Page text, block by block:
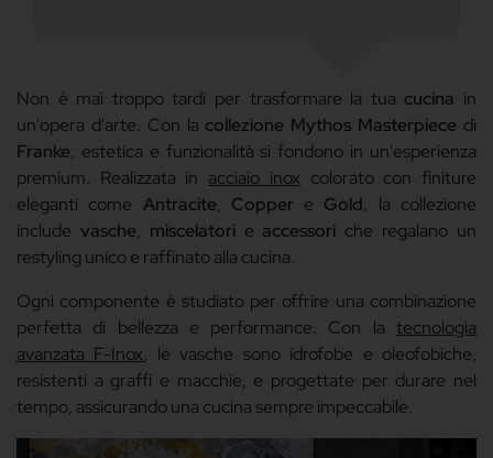
Non è mai troppo tardi per trasformare la tua cucina in
un'opera d'arte. Con la collezione Mythos Masterpiece di
Franke, estetica e funzionalità si fondono in un'esperienza
premium. Realizzata in acciaio inox colorato con finiture
eleganti come Antracite, Copper e Gold, la collezione
include vasche, miscelatori e accessori che regalano un
restyling unico e raffinato alla cucina.
Ogni componente è studiato per offrire una combinazione
perfetta di bellezza e performance. Con la tecnologia
avanzata F-Inox, le vasche sono idrofobe e oleofobiche,
resistenti a graffi e macchie, e progettate per durare nel
tempo, assicurando una cucina sempre impeccabile.